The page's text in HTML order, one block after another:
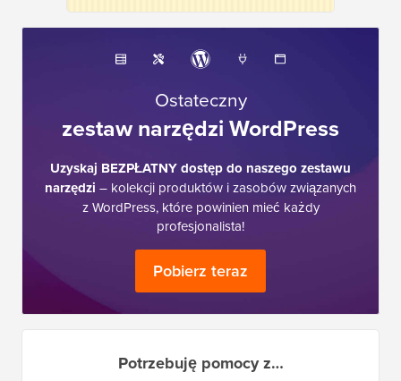
Ostateczny
zestaw narzędzi WordPress
Uzyskaj BEZPŁATNY dostęp do naszego zestawu
narzędzi – kolekcji produktów i zasobów związanych
z WordPress, które powinien mieć każdy
profesjonalista!
Pobierz teraz
Potrzebuję pomocy z…